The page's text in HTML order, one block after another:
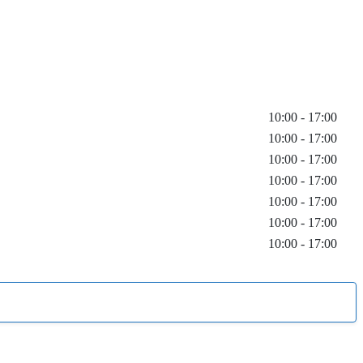
10:00 - 17:00
10:00 - 17:00
10:00 - 17:00
10:00 - 17:00
10:00 - 17:00
10:00 - 17:00
10:00 - 17:00